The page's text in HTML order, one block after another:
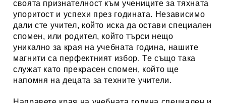
своята признателност към учениците за тяхната
упоритост и успехи през годината. Независимо
дали сте учител, който иска да остави специален
спомен, или родител, който търси нещо
уникално за края на учебната година, нашите
магнити са перфектният избор. Те също така
служат като прекрасен спомен, който ще
напомня на децата за техните учители.